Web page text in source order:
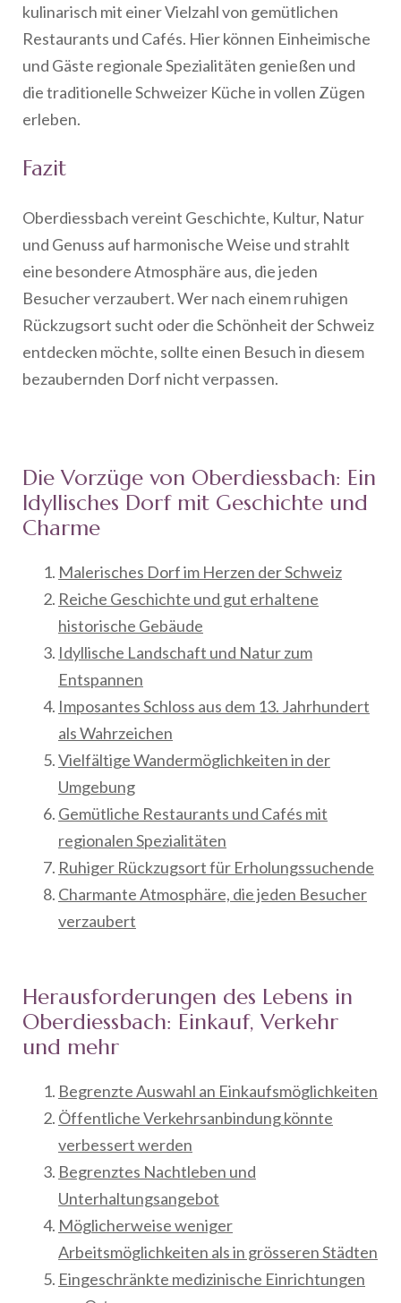
kulinarisch mit einer Vielzahl von gemütlichen
Restaurants und Cafés. Hier können Einheimische
und Gäste regionale Spezialitäten genießen und
die traditionelle Schweizer Küche in vollen Zügen
erleben.
Fazit
Oberdiessbach vereint Geschichte, Kultur, Natur
und Genuss auf harmonische Weise und strahlt
eine besondere Atmosphäre aus, die jeden
Besucher verzaubert. Wer nach einem ruhigen
Rückzugsort sucht oder die Schönheit der Schweiz
entdecken möchte, sollte einen Besuch in diesem
bezaubernden Dorf nicht verpassen.
Die Vorzüge von Oberdiessbach: Ein
Idyllisches Dorf mit Geschichte und
Charme
Malerisches Dorf im Herzen der Schweiz
Reiche Geschichte und gut erhaltene
historische Gebäude
Idyllische Landschaft und Natur zum
Entspannen
Imposantes Schloss aus dem 13. Jahrhundert
als Wahrzeichen
Vielfältige Wandermöglichkeiten in der
Umgebung
Gemütliche Restaurants und Cafés mit
regionalen Spezialitäten
Ruhiger Rückzugsort für Erholungssuchende
Charmante Atmosphäre, die jeden Besucher
verzaubert
Herausforderungen des Lebens in
Oberdiessbach: Einkauf, Verkehr
und mehr
Begrenzte Auswahl an Einkaufsmöglichkeiten
Öffentliche Verkehrsanbindung könnte
verbessert werden
Begrenztes Nachtleben und
Unterhaltungsangebot
Möglicherweise weniger
Arbeitsmöglichkeiten als in grösseren Städten
Eingeschränkte medizinische Einrichtungen